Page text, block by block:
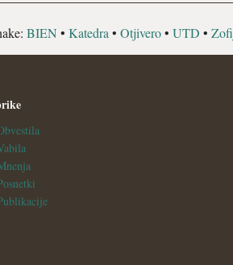
BIEN • Katedra • Otjivero• UTD •